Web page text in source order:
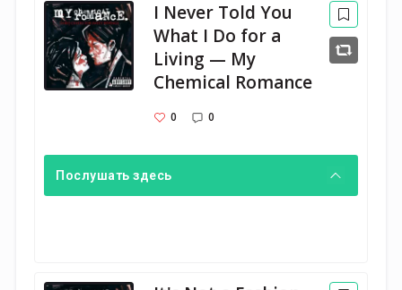
I Never Told You
What I Do for a
Living — My
Chemical Romance
0 0
Послушать здесь